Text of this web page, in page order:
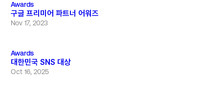
Awards
구글 프리미어 파트너 어워즈
Nov 17, 2023
Awards
대한민국 SNS 대상
Oct 16, 2025